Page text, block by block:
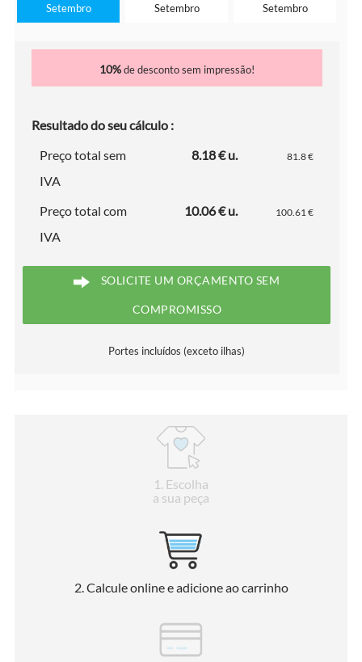
Setembro
Setembro
Setembro
10%de desconto sem impressão!
Resultado do seu cálculo :
Preço total sem
IVA
8.18 € u. 81.8 €
Preço total com
IVA
10.06 € u. 100.61 €
SOLICITE UM ORÇAMENTO SEM
COMPROMISSO
Portes incluídos (exceto ilhas)
1 . Escolha
a sua peça
2. Calcule online e adicione ao carrinho